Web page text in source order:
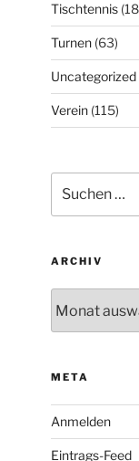
Tischtennis
Turnen(63)
Uncategorized
Verein(115)
nach:
ARCHIV
META
Anmelden
Eintrags-Feed